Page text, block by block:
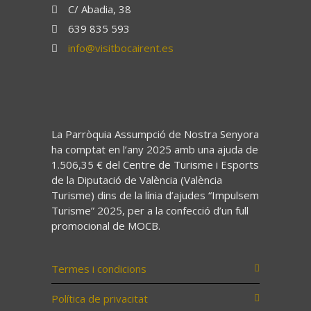
C/ Abadia, 38
639 835 593
info@visitbocairent.es
La Parròquia Assumpció de Nostra Senyora
ha comptat en l’any 2025 amb una ajuda de
1.506,35 € del Centre de Turisme i Esports
de la Diputació de València (València
Turisme) dins de la línia d’ajudes “Impulsem
Turisme” 2025, per a la confecció d’un full
promocional de MOCB.
Termes i condicions
Política de privacitat